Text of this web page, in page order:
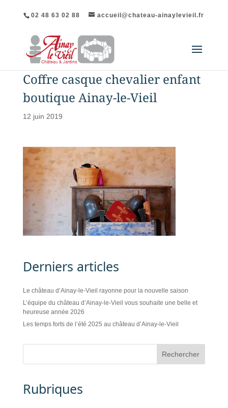
02 48 63 02 88 accueil@chateau-ainaylevieil.fr
Coffre casque chevalier enfant
boutique Ainay-le-Vieil
12 juin 2019
Derniers articles
Le château d’Ainay-le-Vieil rayonne pour la nouvelle saison
L’équipe du château d’Ainay-le-Vieil vous souhaite une belle et
heureuse année 2026
Les temps forts de l’été 2025 au château d’Ainay-le-Vieil
Rubriques